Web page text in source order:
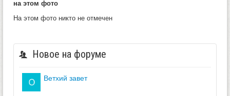
на этом фото
На этом фото никто не отмечен
Новое на форуме
ветхий завет